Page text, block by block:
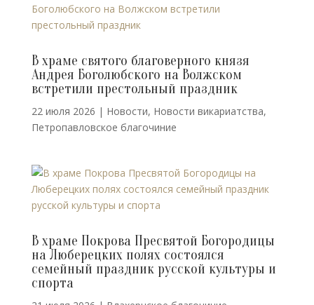
В храме святого благоверного князя
Андрея Боголюбского на Волжском
встретили престольный праздник
22 июля 2026 | Новости, Новости викариатства,
Петропавловское благочиние
В храме Покрова Пресвятой Богородицы
на Люберецких полях состоялся
семейный праздник русской культуры и
спорта